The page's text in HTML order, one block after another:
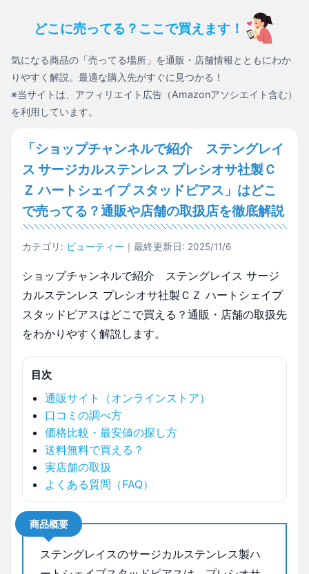
どこに売ってる？ここで買えます！
気になる商品の「売ってる場所」を通販・店舗情報とともにわか
りやすく解説。最適な購入先がすぐに見つかる！
※当サイトは、アフィリエイト広告（Amazonアソシエイト含む）
を利用しています。
「ショップチャンネルで紹介 ステングレイ
ス サージカルステンレス プレシオサ社製Ｃ
Ｚ ハートシェイプ スタッドピアス」はどこ
で売ってる？通販や店舗の取扱店を徹底解説
カテゴリ: ビューティー ｜最終更新日: 2025/11/6
ショップチャンネルで紹介 ステングレイス サージ
カルステンレス プレシオサ社製ＣＺ ハートシェイプ
スタッドピアスはどこで買える？通販・店舗の取扱先
をわかりやすく解説します。
目次
通販サイト（オンラインストア）
口コミの調べ方
価格比較・最安値の探し方
送料無料で買える？
実店舗の取扱
よくある質問（FAQ）
商品概要
ステングレイスのサージカルステンレス製ハ